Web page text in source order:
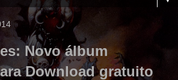
Novo álbum
Download gratuito